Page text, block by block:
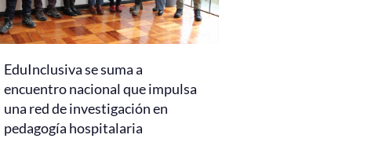
EduInclusiva se suma a
encuentro nacional que impulsa
una red de investigación en
pedagogía hospitalaria